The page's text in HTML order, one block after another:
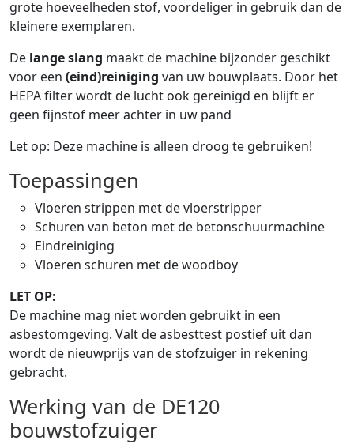
grote hoeveelheden stof, voordeliger in gebruik dan de
kleinere exemplaren.
De lange slang maakt de machine bijzonder geschikt
voor een (eind)reiniging van uw bouwplaats. Door het
HEPA filter wordt de lucht ook gereinigd en blijft er
geen fijnstof meer achter in uw pand
Let op: Deze machine is alleen droog te gebruiken!
Toepassingen
Vloeren strippen met de vloerstripper
Schuren van beton met de betonschuurmachine
Eindreiniging
Vloeren schuren met de woodboy
LET OP:
De machine mag niet worden gebruikt in een
asbestomgeving. Valt de asbesttest postief uit dan
wordt de nieuwprijs van de stofzuiger in rekening
gebracht.
Werking van de DE120
bouwstofzuiger